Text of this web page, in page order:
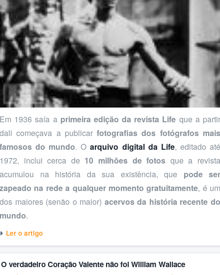
Em 1936 saía a primeira edição da revista Life que a
dali começava a publicarfotografias dos fotógrafos
famosos do mundo. Oarquivo digital da Life, editado
1972, inclui cerca de 10 milhões de fotos que a
acumulou na história da sua existência, que pode ser
zapeado na rede a qualquer momento gratuitamente, é um
dos maiores (senão o maior) acervos da história recente
mundo.
Ler o artigo
O verdadeiro Coração Valente não foi William Wallace